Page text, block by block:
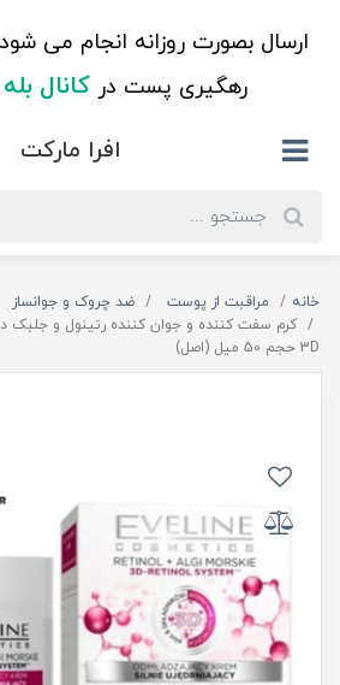
ارسال بصورت روزانه انجام می
رهگیری پست درکانال بله
افرا مارکت
خانه مراقبت از پوست
ضد چروک و جوانساز
3D حجم 50 میل (اصل)